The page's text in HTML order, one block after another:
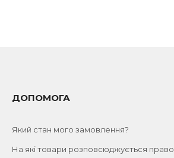
ДОПОМОГА
Який стан мого замовлення?
На які товари розповсюджується право